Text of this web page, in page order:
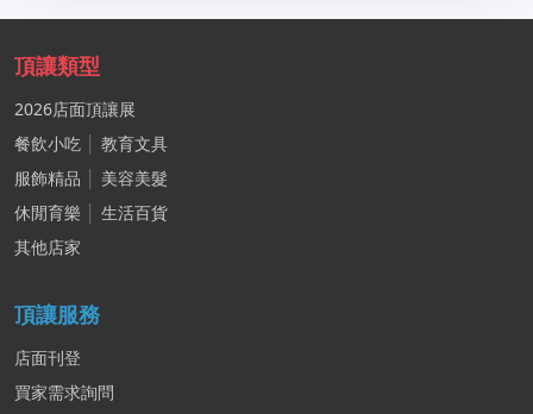
頂讓類型
2026店面頂讓展
餐飲小吃
教育文具
服飾精品
美容美髮
休閒育樂
生活百貨
其他店家
頂讓服務
店面刊登
買家需求詢問